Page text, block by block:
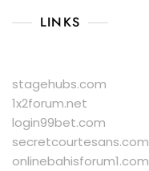
LINKS
stagehubs.com
1x2forum.net
login99bet.com
secretcourtesans.com
onlinebahisforum1.com